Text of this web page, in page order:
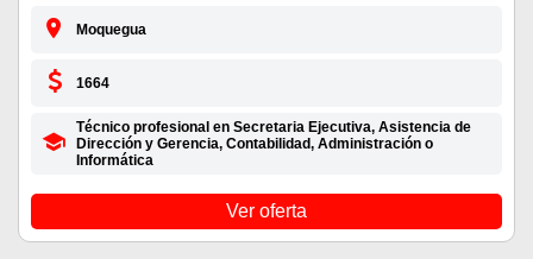
Moquegua
1664
Técnico profesional en Secretaria Ejecutiva, Asistencia de
Dirección y Gerencia, Contabilidad, Administración o
Informática
Ver oferta